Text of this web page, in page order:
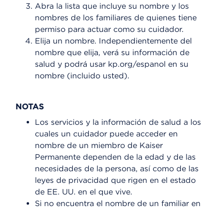
Abra la lista que incluye su nombre y los
nombres de los familiares de quienes tiene
permiso para actuar como su cuidador.
Elija un nombre. Independientemente del
nombre que elija, verá su información de
salud y podrá usar kp.org/espanol en su
nombre (incluido usted).
NOTAS
Los servicios y la información de salud a los
cuales un cuidador puede acceder en
nombre de un miembro de Kaiser
Permanente dependen de la edad y de las
necesidades de la persona, así como de las
leyes de privacidad que rigen en el estado
de EE. UU. en el que vive.
Si no encuentra el nombre de un familiar en